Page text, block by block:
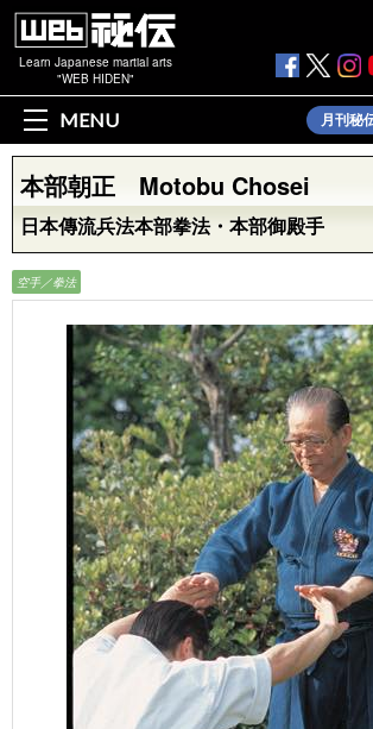
Learn Japanese martial arts
"WEB HIDEN"
MENU 月刊秘
本部朝正 Motobu Chosei
日本傳流兵法本部拳法・本部御殿手
空手／拳法